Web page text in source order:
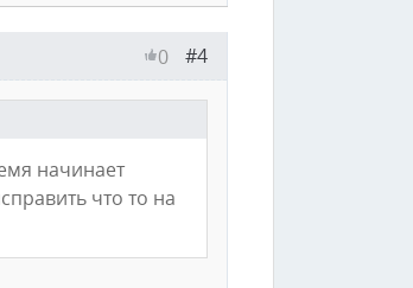
#4
0
начинает
что то на